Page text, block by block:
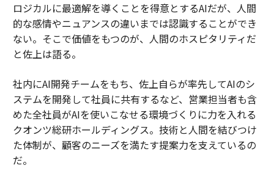
ロジカルに最適解を導くことを得意とするAIだが、人間
的な感情やニュアンスの違いまでは認識することができ
ない。そこで価値をもつのが、人間のホスピタリティだ
と佐上は語る。
社内にAI開発チームをもち、佐上自らが率先してAIのシ
ステムを開発して社員に共有するなど、営業担当者も含
めた全社員がAIを使いこなせる環境づくりに力を入れる
クオンツ総研ホールディングス。技術と人間を結びつけ
た体制が、顧客のニーズを満たす提案力を支えているの
だ。